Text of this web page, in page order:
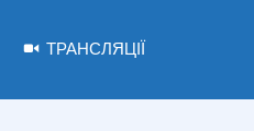
ТРАНСЛЯЦІЇ